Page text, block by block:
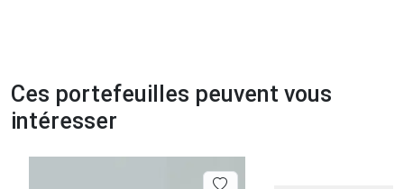
Ces portefeuilles peuvent vous
intéresser